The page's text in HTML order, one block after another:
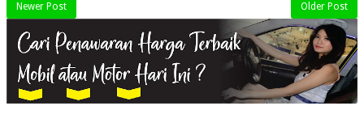
Newer Post Older Post